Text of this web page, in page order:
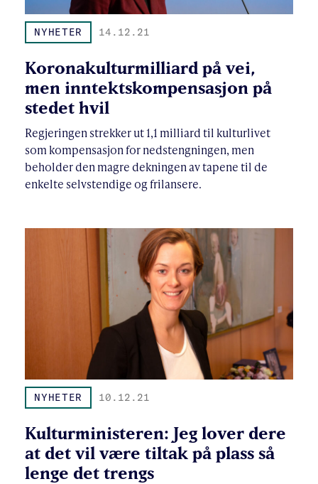
NYHETER 14.12.21
Koronakulturmilliard på vei,
men inntektskompensasjon på
stedet hvil
Regjeringen strekker ut 1,1 milliard til kulturlivet
som kompensasjon for nedstengningen, men
beholder den magre dekningen av tapene til de
enkelte selvstendige og frilansere.
NYHETER 10.12.21
Kulturministeren: Jeg lover dere
at det vil være tiltak på plass så
lenge det trengs